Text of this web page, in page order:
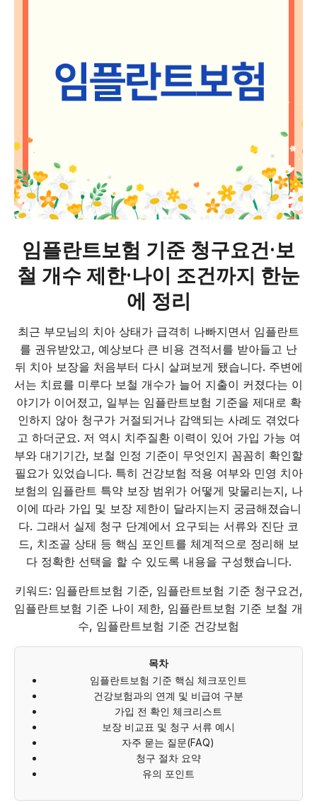
임플란트보험 기준 청구요건·보
철 개수 제한·나이 조건까지 한눈
에 정리
최근 부모님의 치아 상태가 급격히 나빠지면서 임플란트
를 권유받았고, 예상보다 큰 비용 견적서를 받아들고 난
뒤 치아 보장을 처음부터 다시 살펴보게 됐습니다. 주변에
서는 치료를 미루다 보철 개수가 늘어 지출이 커졌다는 이
야기가 이어졌고, 일부는 임플란트보험 기준을 제대로 확
인하지 않아 청구가 거절되거나 감액되는 사례도 겪었다
고 하더군요. 저 역시 치주질환 이력이 있어 가입 가능 여
부와 대기기간, 보철 인정 기준이 무엇인지 꼼꼼히 확인할
필요가 있었습니다. 특히 건강보험 적용 여부와 민영 치아
보험의 임플란트 특약 보장 범위가 어떻게 맞물리는지, 나
이에 따라 가입 및 보장 제한이 달라지는지 궁금해졌습니
다. 그래서 실제 청구 단계에서 요구되는 서류와 진단 코
드, 치조골 상태 등 핵심 포인트를 체계적으로 정리해 보
다 정확한 선택을 할 수 있도록 내용을 구성했습니다.
키워드: 임플란트보험 기준, 임플란트보험 기준 청구요건,
임플란트보험 기준 나이 제한, 임플란트보험 기준 보철 개
수, 임플란트보험 기준 건강보험
목차
임플란트보험 기준 핵심 체크포인트
건강보험과의 연계 및 비급여 구분
가입 전 확인 체크리스트
보장 비교표 및 청구 서류 예시
자주 묻는 질문(FAQ)
청구 절차 요약
유의 포인트